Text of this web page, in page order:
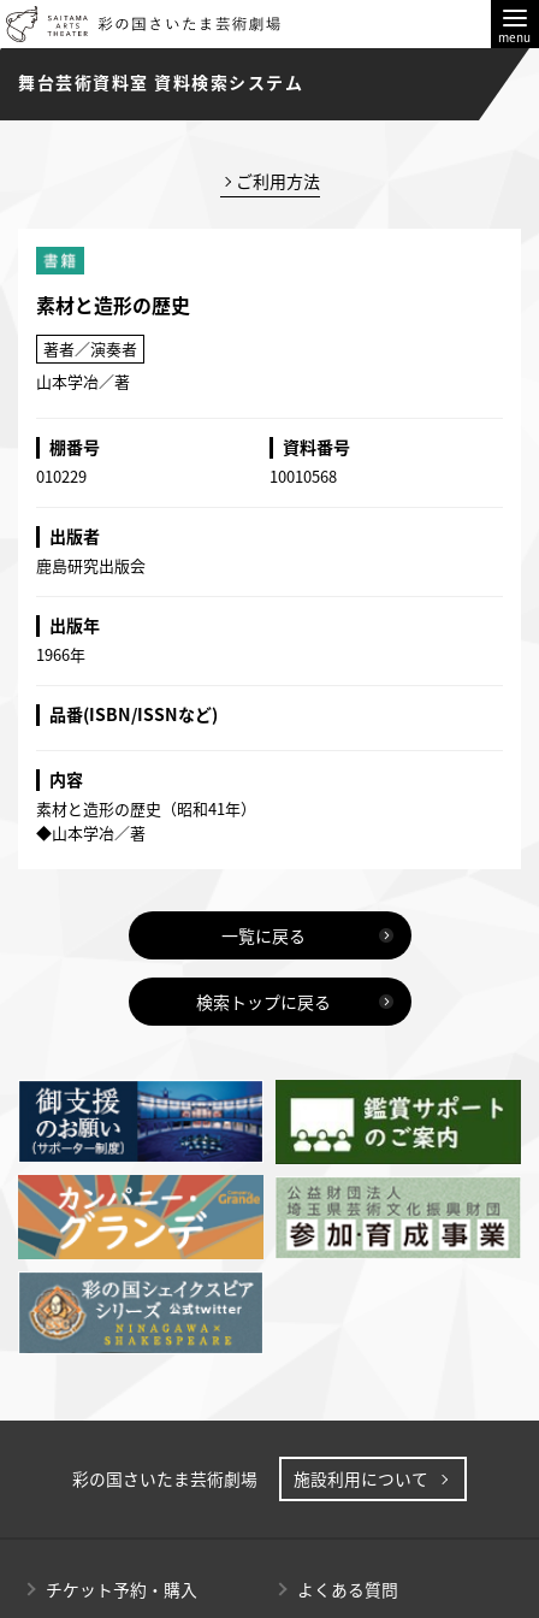
menu
舞台芸術資料室 資料検索システム
ご利用方法
素材と造形の歴史
著者／演奏者
山本学冶／著
棚番号
010229
資料番号
10010568
出版者
鹿島研究出版会
出版年
1966年
品番(ISBN/ISSNなど)
内容
素材と造形の歴史（昭和41年）
◆山本学冶／著
一覧に戻る
検索トップに戻る
彩の国さいたま芸術劇場 施設利用について
チケット予約・購入 よくある質問